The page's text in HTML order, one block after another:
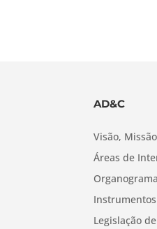
AD&C
Visão,
Áreas de
Organograma
Legislação